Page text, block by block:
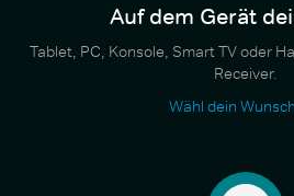
Auf dem Gerät
Tablet, PC, Konsole, Smart TV oder
Receiver.
Wähl dein